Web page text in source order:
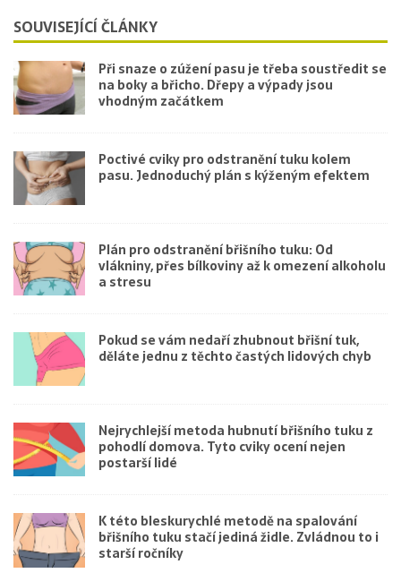
SOUVISEJÍCÍ ČLÁNKY
Při snaze o zúžení pasu je třeba soustředit se
na boky a břicho. Dřepy a výpady jsou
vhodným začátkem
Poctivé cviky pro odstranění tuku kolem
pasu. Jednoduchý plán s kýženým efektem
Plán pro odstranění břišního tuku: Od
vlákniny, přes bílkoviny až k omezení alkoholu
a stresu
Pokud se vám nedaří zhubnout břišní tuk,
děláte jednu z těchto častých lidových chyb
Nejrychlejší metoda hubnutí břišního tuku z
pohodlí domova. Tyto cviky ocení nejen
postarší lidé
K této bleskurychlé metodě na spalování
břišního tuku stačí jediná židle. Zvládnou to i
starší ročníky